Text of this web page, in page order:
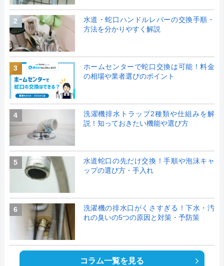
2
水道・蛇口ハンドルレバーの交換手順・
方法を分かりやすく解説
3
ホームセンターで蛇口交換は可能！料金
の相場や業者選びのポイント
4
洗濯機排水トラップ2種類や仕組みを解
説！知っておきたい機能や選び方
5
水道蛇口の先だけ交換！手順や泡沫キャ
ップの選び方・手入れ
6
洗濯機の排水口がくさすぎる！下水・汚
れの臭いの5つの原因と対策・予防策
コラム一覧を見る